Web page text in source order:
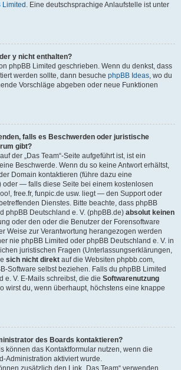
Limited . Eine deutschsprachige Anlaufstelle ist unter
y nicht enthalten?
phpBB Limited geschrieben. Wenn du denkst, dass
werden sollte, dann besuche phpBB Ideas, wo du
Vorschläge abgeben oder neue Funktionen
falls es Beschwerden oder juristische
gibt?
der „Das Team“-Seite aufgeführt ist, ist ein
Beschwerde. Wenn du so keine Antwort erhältst,
Domain kontaktieren (führe dazu eine
oder — falls diese Seite bei einem kostenlosen
free.fr, funpic.de usw. liegt — den Support oder
Dienstes. Bitte beachte, dass phpBB
phpBB Deutschland e. V. (phpBB.de) absolut keinen
oder den oder die Benutzer der Forensoftware
Weise zur Verantwortung herangezogen werden
nie phpBB Limited oder phpBB Deutschland e. V. in
juristischen Fragen (Unterlassungserklärungen,
sich nicht direkt auf die Websiten phpbb.com,
Software selbst beziehen. Falls du phpBB Limited
e. V. E-Mails schreibst, die die Softwarenutzung
wirst du, wenn überhaupt, höchstens eine knappe
des Boards kontaktieren?
können das Kontaktformular nutzen, wenn die
Administration aktiviert wurde.
zusätzlich den Link „Das Team“ verwenden.